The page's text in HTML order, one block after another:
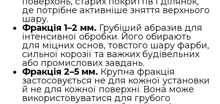
де потрібне активніше зняття верхнього
шару.
Фракція 1–2 мм. Грубіший абразив для
інтенсивної обробки. Його обирають
для міцних основ, товстого шару фарби,
сильної корозії та важких будівельних
або промислових завдань.
Фракція 2–5 мм. Крупна фракція
застосовується не для кожної установки
й не для кожної поверхні. Вона може
використовуватися для грубого